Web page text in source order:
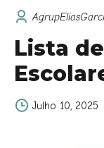
Lista
Julho 10, 2025